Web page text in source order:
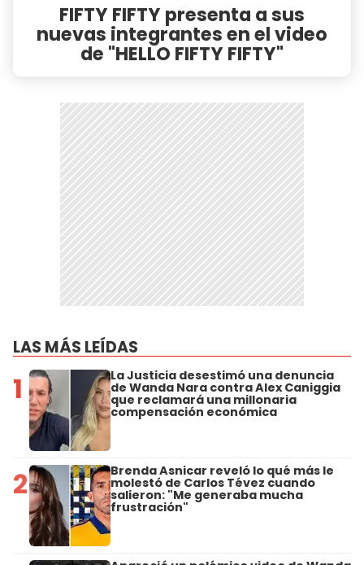
FIFTY FIFTY presenta a sus
nuevas integrantes en el video
de "HELLO FIFTY FIFTY"
LAS MÁS LEÍDAS
1 La Justicia desestimó una denuncia
de Wanda Nara contra Alex Caniggia
que reclamará una millonaria
compensación económica
2 Brenda Asnicar reveló lo qué más le
molestó de Carlos Tévez cuando
salieron: "Me generaba mucha
frustración"